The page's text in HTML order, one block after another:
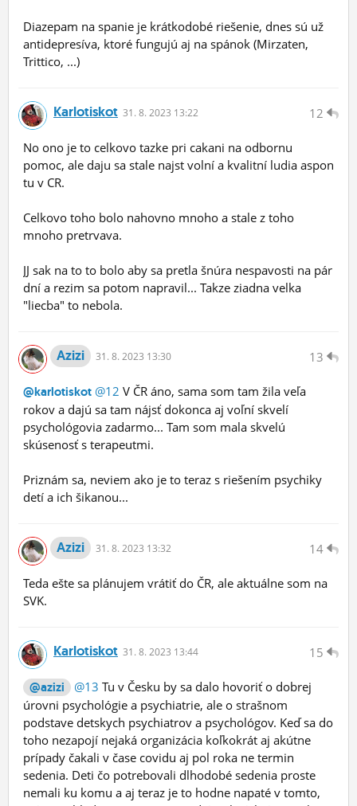
Diazepam na spanie je krátkodobé riešenie, dnes sú už
antidepresíva, ktoré fungujú aj na spánok (Mirzaten,
Trittico, ...)
12
Karlotiskot 31. 8. 2023 13:22
No ono je to celkovo tazke pri cakani na odbornu
pomoc, ale daju sa stale najst volní a kvalitní ludia aspon
tu v CR.
Celkovo toho bolo nahovno mnoho a stale z toho
mnoho pretrvava.
JJ sak na to to bolo aby sa pretla šnúra nespavosti na pár
dní a rezim sa potom napravil... Takze ziadna velka
"liecba" to nebola.
13
Azizi 31. 8. 2023 13:30
@karlotiskot @12 V ČR áno, sama som tam žila veľa
rokov a dajú sa tam nájsť dokonca aj voľní skvelí
psychológovia zadarmo... Tam som mala skvelú
skúsenosť s terapeutmi.
Priznám sa, neviem ako je to teraz s riešením psychiky
detí a ich šikanou...
14
Azizi 31. 8. 2023 13:32
Teda ešte sa plánujem vrátiť do ČR, ale aktuálne som na
SVK.
15
Karlotiskot 31. 8. 2023 13:44
@azizi @13 Tu v Česku by sa dalo hovoriť o dobrej
úrovni psychológie a psychiatrie, ale o strašnom
podstave detskych psychiatrov a psychológov. Keď sa do
toho nezapojí nejaká organizácia koľkokrát aj akútne
prípady čakali v čase covidu aj pol roka ne termin
sedenia. Deti čo potrebovali dlhodobé sedenia proste
nemali ku komu a aj teraz je to hodne napaté v tomto,